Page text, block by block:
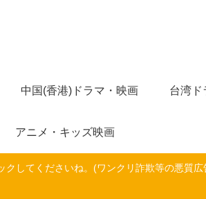
中国(香港)ドラマ・映画 台湾ド
アニメ・キッズ映画
してくださいね。(ワンクリ詐欺等の悪質